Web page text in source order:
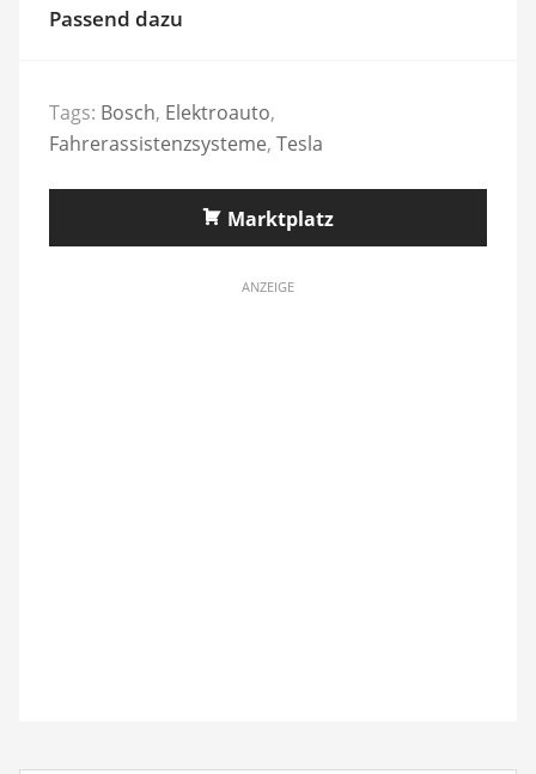
Passend dazu
Tags: Bosch, Elektroauto,
Fahrerassistenzsysteme, Tesla
Marktplatz
ANZEIGE